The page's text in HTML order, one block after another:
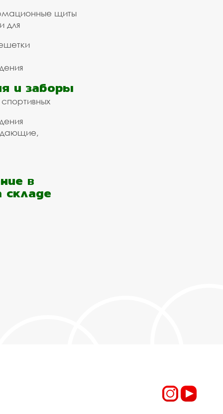
щиты
для
и заборы
в
складе